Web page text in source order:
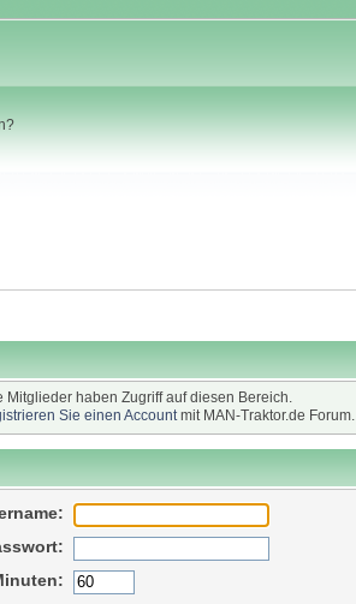
Mitglieder haben Zugriff auf diesen Bereich.
Sie einen Accountmit MAN-Traktor.de Forum.